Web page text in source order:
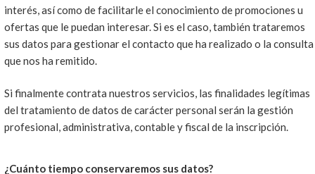
interés, así como de facilitarle el conocimiento de promociones u
ofertas que le puedan interesar. Si es el caso, también trataremos
sus datos para gestionar el contacto que ha realizado o la consulta
que nos ha remitido.
Si finalmente contrata nuestros servicios, las finalidades legítimas
del tratamiento de datos de carácter personal serán la gestión
profesional, administrativa, contable y fiscal de la inscripción.
¿Cuánto tiempo conservaremos sus datos?